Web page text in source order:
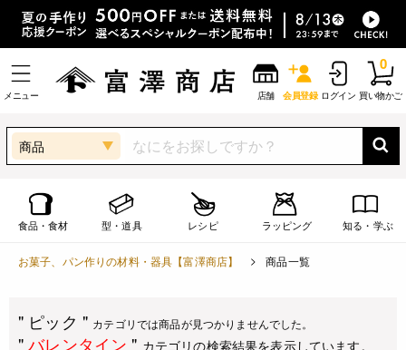
メニュー 店舗 会員登録 ログイン 買い物かご
0
商品
食品・食材 型・道具 レシピ ラッピング 知る・学ぶ
お菓子、パン作りの材料・器具【富澤商店】 商品一覧
" ピック " カテゴリでは商品が見つかりませんでした。
"バレンタイン " カテゴリの検索結果を表示しています。